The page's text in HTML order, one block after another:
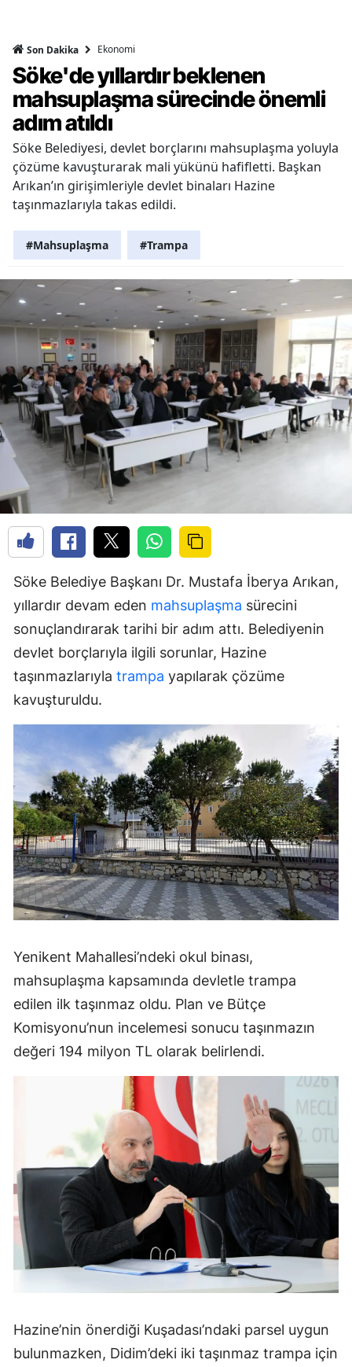
Son Dakika Ekonomi
Söke'de yıllardır beklenen
mahsuplaşma sürecinde önemli
adım atıldı
Söke Belediyesi, devlet borçlarını mahsuplaşma yoluyla
çözüme kavuşturarak mali yükünü hafifletti. Başkan
Arıkan’ın girişimleriyle devlet binaları Hazine
taşınmazlarıyla takas edildi.
#Mahsuplaşma #Trampa
Söke Belediye Başkanı Dr. Mustafa İberya Arıkan,
yıllardır devam eden mahsuplaşma sürecini
sonuçlandırarak tarihi bir adım attı. Belediyenin
devlet borçlarıyla ilgili sorunlar, Hazine
taşınmazlarıyla trampa yapılarak çözüme
kavuşturuldu.
Yenikent Mahallesi’ndeki okul binası,
mahsuplaşma kapsamında devletle trampa
edilen ilk taşınmaz oldu. Plan ve Bütçe
Komisyonu’nun incelemesi sonucu taşınmazın
değeri 194 milyon TL olarak belirlendi.
Hazine’nin önerdiği Kuşadası’ndaki parsel uygun
bulunmazken, Didim’deki iki taşınmaz trampa için